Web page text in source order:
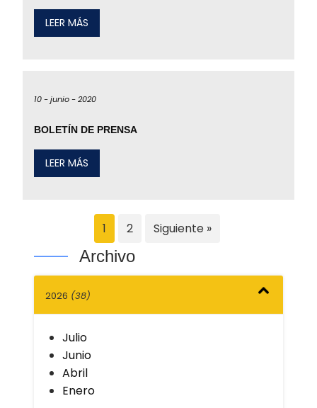
LEER MÁS
10 -junio -2020
BOLETÍN DE PRENSA
LEER MÁS
1 2 Siguiente »
Archivo
2026 (38)
Julio
Junio
Abril
Enero